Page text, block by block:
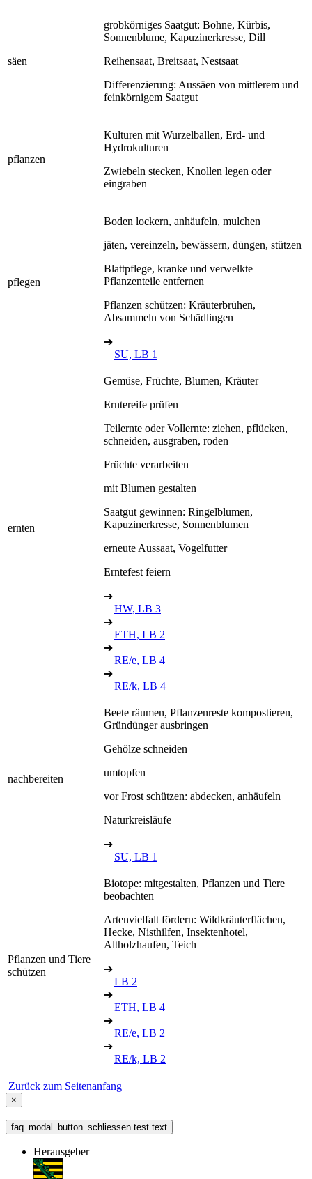
säen
grobkörniges Saatgut: Bohne, Kürbis,
Sonnenblume, Kapuzinerkresse, Dill
Reihensaat, Breitsaat, Nestsaat
Differenzierung: Aussäen von mittlerem und
feinkörnigem Saatgut
pflanzen
Kulturen mit Wurzelballen, Erd- und
Hydrokulturen
Zwiebeln stecken, Knollen legen oder
eingraben
pflegen
Boden lockern, anhäufeln, mulchen
jäten, vereinzeln, bewässern, düngen, stützen
Blattpflege, kranke und verwelkte
Pflanzenteile entfernen
Pflanzen schützen: Kräuterbrühen,
Absammeln von Schädlingen
➔
SU, LB 1
ernten
Gemüse, Früchte, Blumen, Kräuter
Erntereife prüfen
Teilernte oder Vollernte: ziehen, pflücken,
schneiden, ausgraben, roden
Früchte verarbeiten
mit Blumen gestalten
Saatgut gewinnen: Ringelblumen,
Kapuzinerkresse, Sonnenblumen
erneute Aussaat, Vogelfutter
Erntefest feiern
➔
HW, LB 3
➔
ETH, LB 2
➔
RE/e, LB 4
➔
RE/k, LB 4
nachbereiten
Beete räumen, Pflanzenreste kompostieren,
Gründünger ausbringen
Gehölze schneiden
umtopfen
vor Frost schützen: abdecken, anhäufeln
Naturkreisläufe
➔
SU, LB 1
Pflanzen und Tiere
schützen
Biotope: mitgestalten, Pflanzen und Tiere
beobachten
Artenvielfalt fördern: Wildkräuterflächen,
Hecke, Nisthilfen, Insektenhotel,
Altholzhaufen, Teich
➔
LB 2
➔
ETH, LB 4
➔
RE/e, LB 2
➔
RE/k, LB 2
Zurück zum Seitenanfang
×
faq_modal_button_schliessen test text
Herausgeber